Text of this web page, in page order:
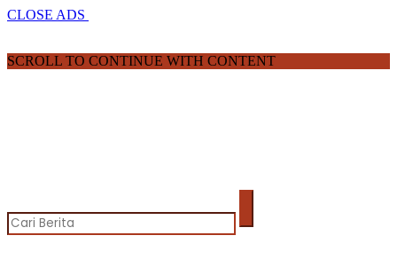
CLOSE ADS
SCROLL TO CONTINUE WITH CONTENT